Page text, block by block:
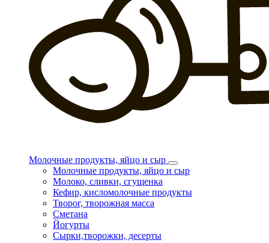
Молочные продукты, яйцо и сыр
Молочные продукты, яйцо и сыр
Молоко, сливки, сгущенка
Кефир, кисломолочные продукты
Творог, творожная масса
Сметана
Йогурты
Сырки,творожки, десерты